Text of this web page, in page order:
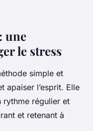
une
le stress
simple et
apaiser l’esprit. Elle
rythme régulier et
et retenant à